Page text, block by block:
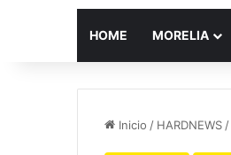
HOME MORELIA
Inicio / HARDNEWS /